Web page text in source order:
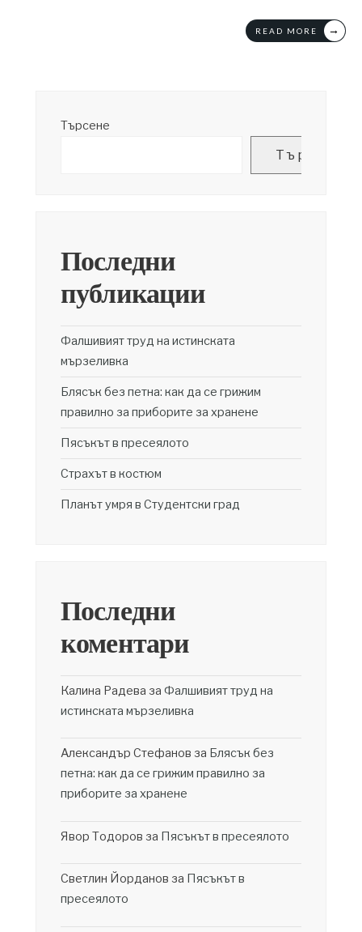
READ MORE →
Търсене
Търсене
Последни
публикации
Фалшивият труд на истинската
мързеливка
Блясък без петна: как да се грижим
правилно за приборите за хранене
Пясъкът в пресеялото
Страхът в костюм
Планът умря в Студентски град
Последни
коментари
Калина Радева за Фалшивият труд на
истинската мързеливка
Александър Стефанов за Блясък без
петна: как да се грижим правилно за
приборите за хранене
Явор Тодоров за Пясъкът в пресеялото
Светлин Йорданов за Пясъкът в
пресеялото